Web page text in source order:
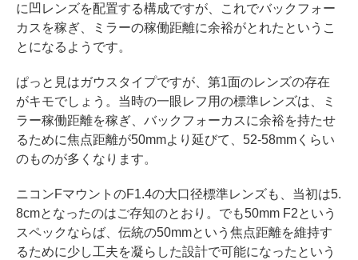
に凹レンズを配置する構成ですが、これでバックフォー
カスを稼ぎ、ミラーの稼働距離に余裕がとれたというこ
とになるようです。
ぱっと見はガウスタイプですが、第1面のレンズの存在
がキモでしょう。当時の一眼レフ用の標準レンズは、ミ
ラー稼働距離を稼ぎ、バックフォーカスに余裕を持たせ
るために焦点距離が50mmより延びて、52-58mmくらい
のものが多くなります。
ニコンFマウントのF1.4の大口径標準レンズも、当初は5.
8cmとなったのはご存知のとおり。でも50mm F2という
スペックならば、伝統の50mmという焦点距離を維持す
るために少し工夫を凝らした設計で可能になったという